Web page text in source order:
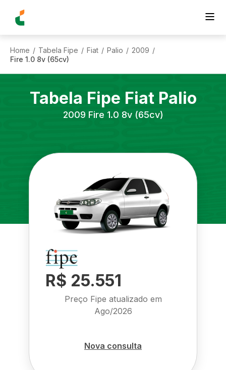
Home / Tabela Fipe / Fiat / Palio / 2009 /
Fire 1.0 8v (65cv)
Tabela Fipe Fiat Palio
2009 Fire 1.0 8v (65cv)
R$ 25.551
Preço Fipe atualizado em
Ago/2026
Nova consulta